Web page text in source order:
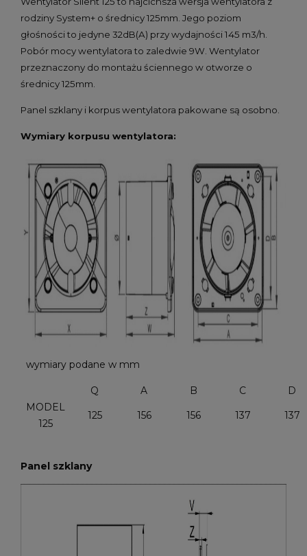
rodziny System+ o średnicy 125mm. Jego poziom
głośności to jedyne 32dB(A) przy wydajności 145 m3/h.
Pobór mocy wentylatora to zaledwie 9W. Wentylator
przeznaczony do montażu ściennego w otworze o
średnicy 125mm.
Panel szklany i korpus wentylatora pakowane są osobno.
Wymiary korpusu wentylatora:
wymiary podane w mm
Q A B C
D
MODEL
125
125 156 156 137 137
Panel szklany